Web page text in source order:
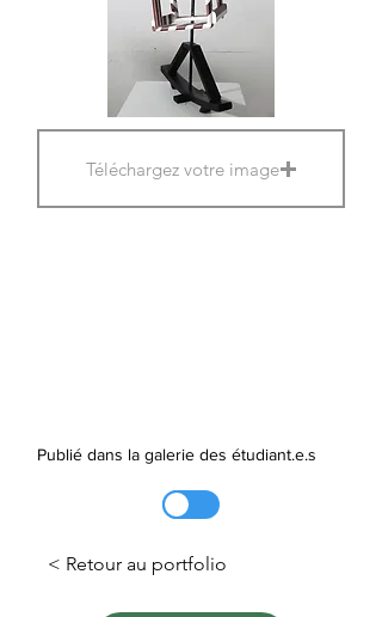
Téléchargez votre image
Publié dans la galerie des étudiant.e.s
< Retour au portfolio